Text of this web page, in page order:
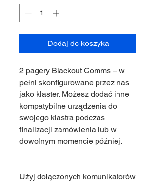
Dodaj do koszyka
2 pagery Blackout Comms – w
pełni skonfigurowane przez nas
jako klaster. Możesz dodać inne
kompatybilne urządzenia do
swojego klastra podczas
finalizacji zamówienia lub w
dowolnym momencie później.
Użyj dołączonych komunikatorów